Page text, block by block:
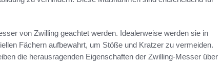
von Zwilling geachtet werden. Idealerweise werden sie in
Fächern aufbewahrt, um Stöße und Kratzer zu vermeiden.
die herausragenden Eigenschaften der Zwilling-Messer über